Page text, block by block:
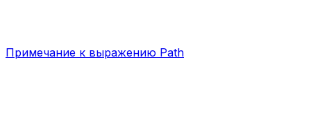
Примечание к выражению Path